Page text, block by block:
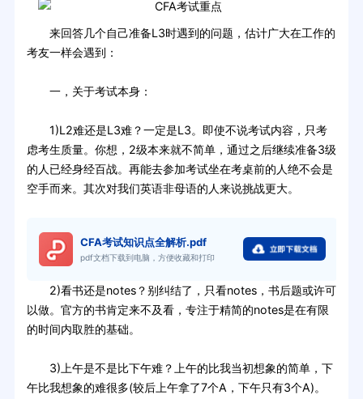
来回答几个自己准备L3时遇到的问题，估计广大在工作的
考友一样会遇到：
一，关于考试本身：
1)L2难还是L3难？一定是L3。即使不说考试内容，只考
虑考生质量。你想，2级本来就不简单，通过之后继续准备3级
的人已经身经百战。再能去参加考试坐在考桌前的人绝不会是
空手而来。其次对我们英语非母语的人来说挑战更大。
CFA考试知识点全解析.pdf
pdf文档下载到电脑，方便收藏和打印
2)看书还是notes？别纠结了，只看notes，书后题或许可
以做。官方的书肯定来不及看，专注于精简的notes是在有限
的时间内取胜的基础。
3)上午是不是比下午难？上午的比我当初想象的简单，下
午比我想象的难很多(较后上午拿了7个A，下午只有3个A)。